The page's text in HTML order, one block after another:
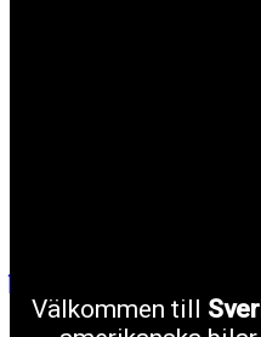
Välkommen till